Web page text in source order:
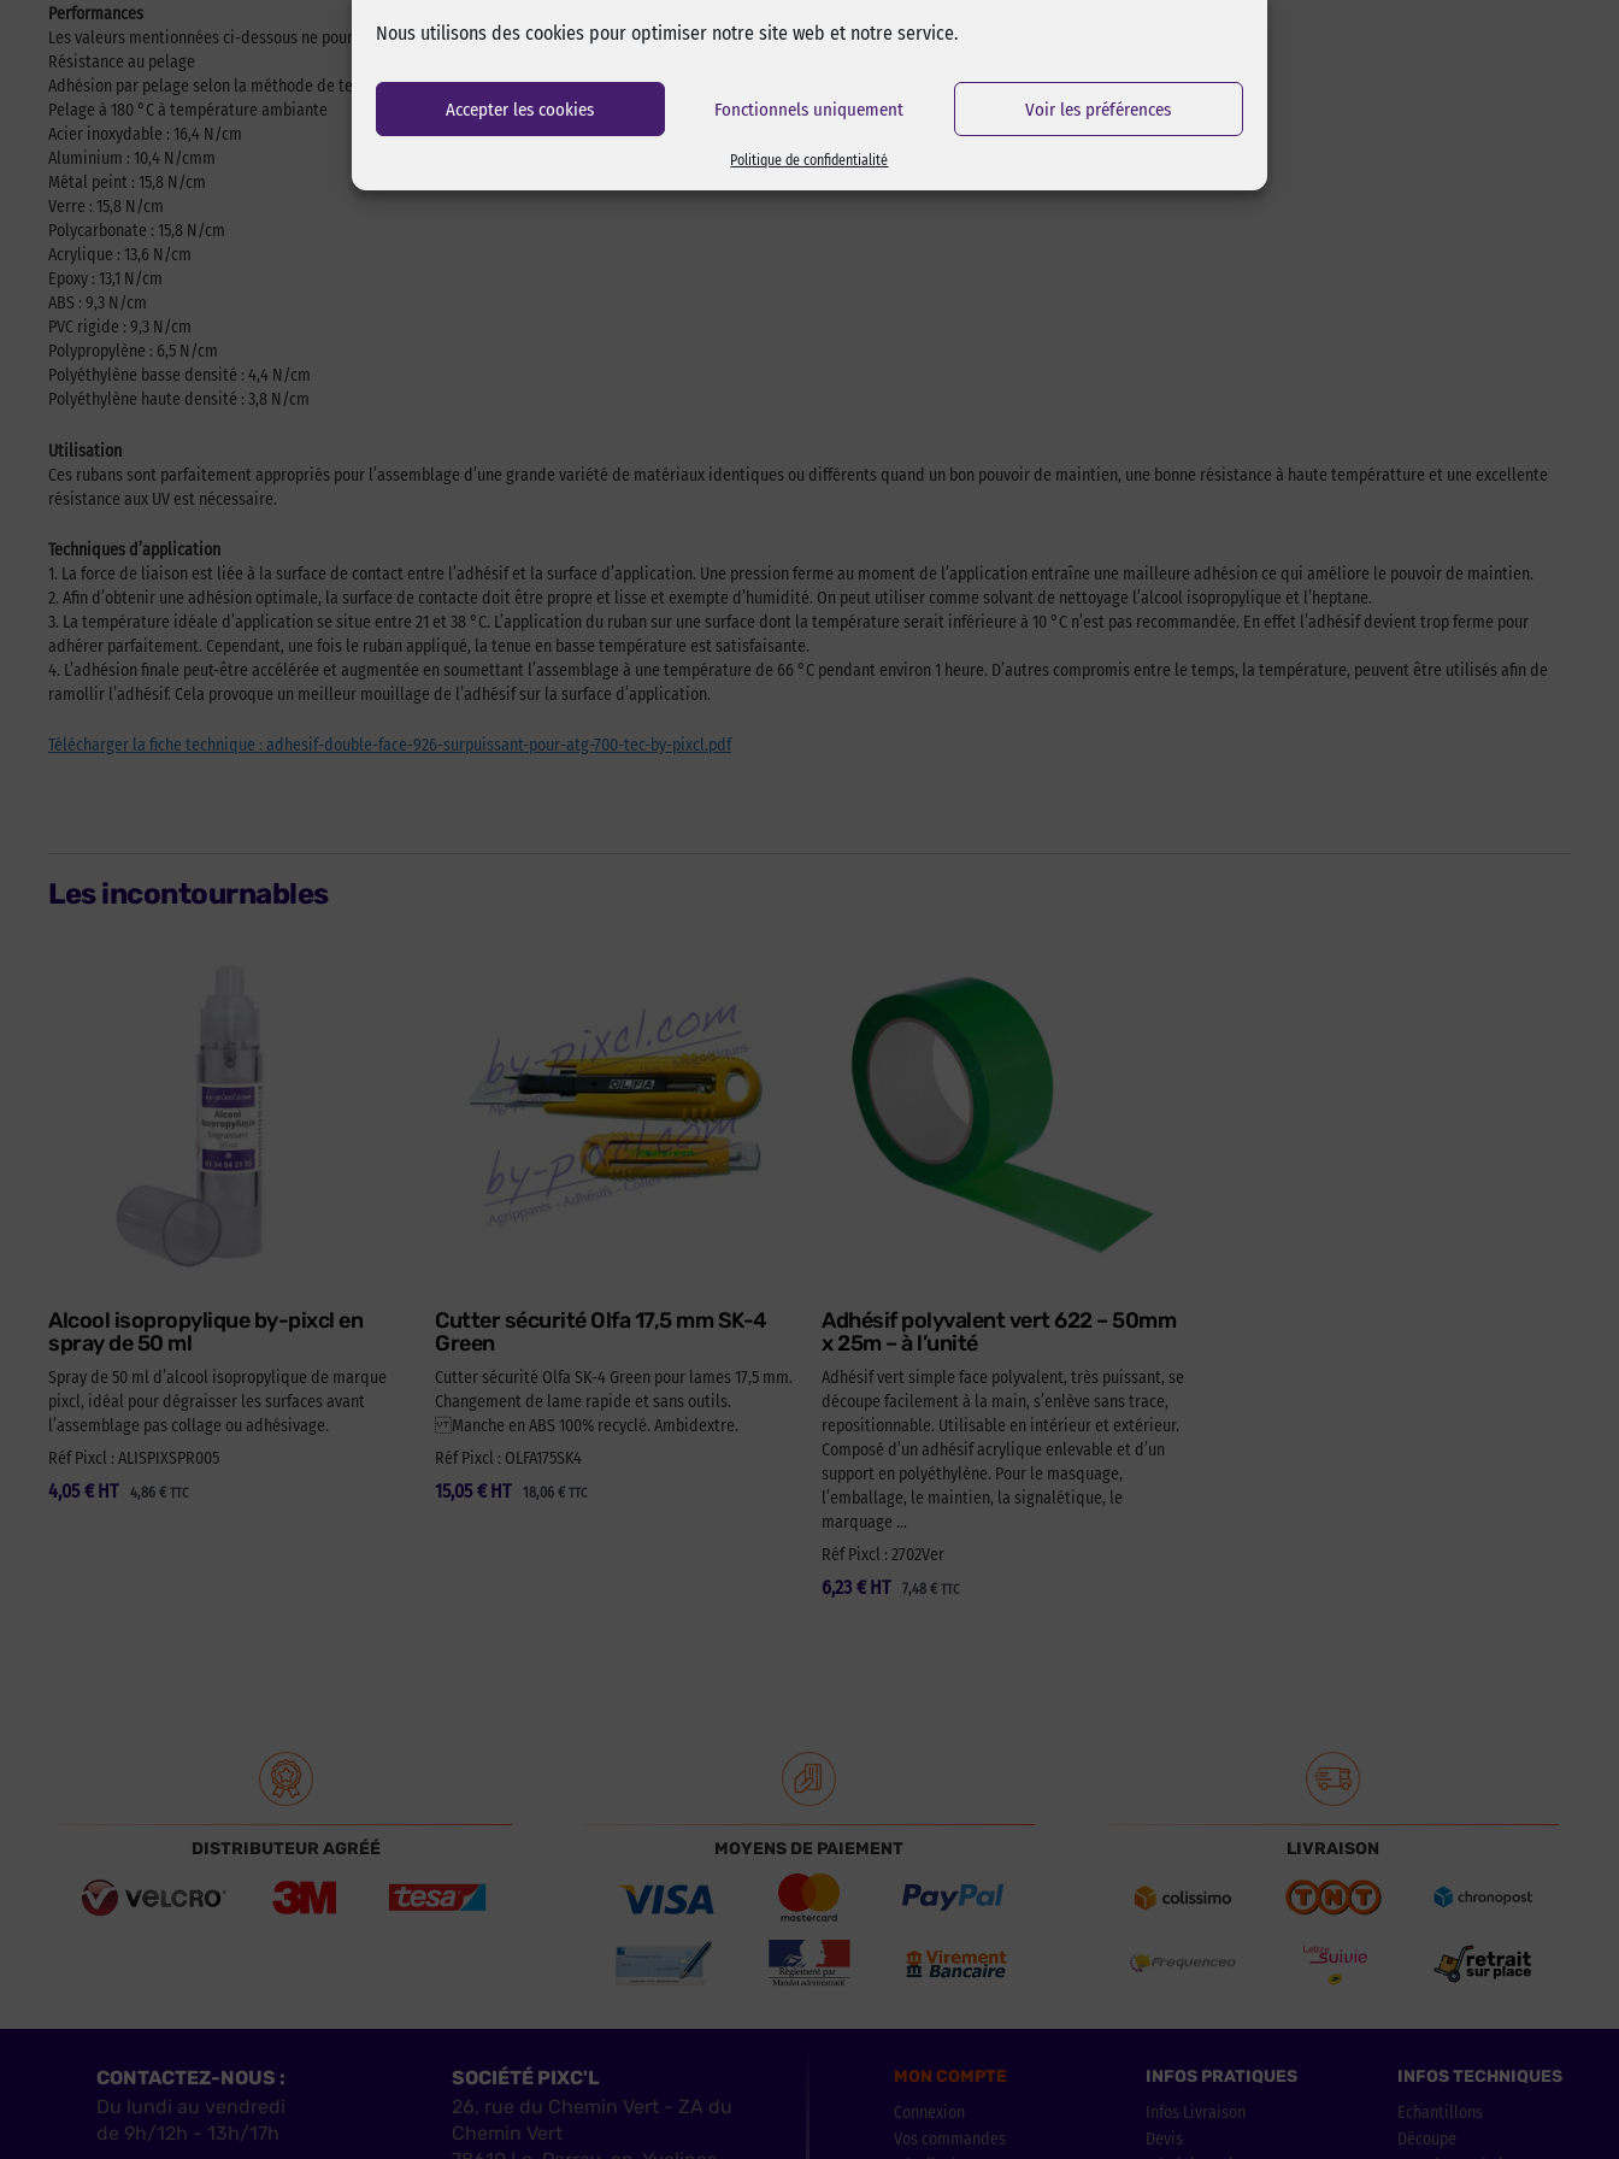
Nous utilisons des cookies pour optimiser notre site web et notre service.
Accepter les cookies Fonctionnels uniquement Voir les préférences
Politique de confidentialité
Performances
Les valeurs mentionnées ci-dessous ne pourront être utilisées à des fins de spécifications.
Résistance au pelage
Adhésion par pelage selon la méthode de test ASTM.
Pelage à 180 °C à température ambiante
Acier inoxydable : 16,4 N/cm
Aluminium : 10,4 N/cmm
Métal peint : 15,8 N/cm
Verre : 15,8 N/cm
Polycarbonate : 15,8 N/cm
Acrylique : 13,6 N/cm
Epoxy : 13,1 N/cm
ABS : 9,3 N/cm
PVC rigide : 9,3 N/cm
Polypropylène : 6,5 N/cm
Polyéthylène basse densité : 4,4 N/cm
Polyéthylène haute densité : 3,8 N/cm
Utilisation
Ces rubans sont parfaitement appropriés pour l’assemblage d’une grande variété de matériaux identiques ou différents quand un bon pouvoir de maintien, une bonne résistance à haute températture et une excellente
résistance aux UV est nécessaire.
Techniques d’application
1. La force de liaison est liée à la surface de contact entre l’adhésif et la surface d’application. Une pression ferme au moment de l’application entraîne une mailleure adhésion ce qui améliore le pouvoir de maintien.
2. Afin d’obtenir une adhésion optimale, la surface de contacte doit être propre et lisse et exempte d’humidité. On peut utiliser comme solvant de nettoyage l’alcool isopropylique et l’heptane.
3. La température idéale d’application se situe entre 21 et 38 °C. L’application du ruban sur une surface dont la température serait inférieure à 10 °C n’est pas recommandée. En effet l’adhésif devient trop ferme pour
adhérer parfaitement. Cependant, une fois le ruban appliqué, la tenue en basse température est satisfaisante.
4. L’adhésion finale peut-être accélérée et augmentée en soumettant l’assemblage à une température de 66 °C pendant environ 1 heure. D’autres compromis entre le temps, la température, peuvent être utilisés afin de
ramollir l’adhésif. Cela provoque un meilleur mouillage de l’adhésif sur la surface d’application.
Télécharger la fiche technique : adhesif-double-face-926-surpuissant-pour-atg-700-tec-by-pixcl.pdf
Les incontournables
Alcool isopropylique by-pixcl en
spray de 50 ml
Spray de 50 ml d’alcool isopropylique de marque
pixcl, idéal pour dégraisser les surfaces avant
l’assemblage pas collage ou adhésivage.
Réf Pixcl : ALISPIXSPR005
4,05 € 4,86 € TTC
HT
Cutter sécurité Olfa 17,5 mm SK-4
Green
Cutter sécurité Olfa SK-4 Green pour lames 17,5 mm.
Changement de lame rapide et sans outils.
Manche en ABS 100% recyclé. Ambidextre.
Réf Pixcl : OLFA175SK4
15,05 € 18,06 € TTC
HT
Adhésif polyvalent vert 622 – 50mm
x 25m – à l’unité
Adhésif vert simple face polyvalent, très puissant, se
découpe facilement à la main, s’enlève sans trace,
repositionnable. Utilisable en intérieur et extérieur.
Composé d’un adhésif acrylique enlevable et d’un
support en polyéthylène. Pour le masquage,
l’emballage, le maintien, la signalétique, le
marquage …
Réf Pixcl : 2702Ver
6,23 € 7,48 € TTC
HT
DISTRIBUTEUR AGRÉÉ MOYENS DE PAIEMENT LIVRAISON
CONTACTEZ-NOUS :
Du lundi au vendredi
de 9h/12h - 13h/17h
SOCIÉTÉ PIXC'L
26, rue du Chemin Vert - ZA du
Chemin Vert
MON COMPTE
Connexion
Vos commandes
INFOS PRATIQUES
Infos Livraison
Devis
INFOS TECHNIQUES
Echantillons
Découpe